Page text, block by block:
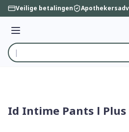
Ga naar de inhoud
Veilige betalingen
Menu
Product, merk, categorie...
Id Intime Pants l Plus